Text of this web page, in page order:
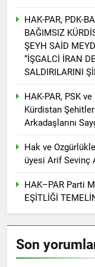
HAK-PAR, PDK-
BAĞIMSIZ
ŞEYH SAİD
“İŞGALCİ İRAN
SALDIRILARINI
HAK-PAR, PSK
Kürdistan
Arkadaşlarını
Hak ve
üyesi Arif Sevinç
HAK–PAR Parti
EŞİTLİĞİ
Son